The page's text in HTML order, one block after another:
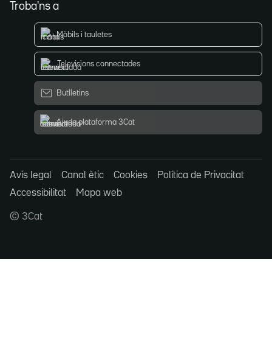
Troba'ns a
Mòbils i tauletes
Televisions connectades
Butlletins
Ajuda plataforma 3Cat
Avís legal Canal ètic Cookies
Política de Privacitat
Accessibilitat
Mapa web
© 3Cat